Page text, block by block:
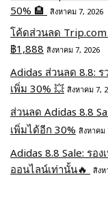
50% 🏨 สิงหาคม 7, 2026
โค้ดส่วนลด
฿1,888 สิงหาคม 7, 2026
Adidas ส่วนลด 8.8:
เพิ่ม 30% 💥 สิงหาคม 7,
ส่วนลด Adidas 8.8
เพิ่มได้อีก 30% สิงหาคม
Adidas 8.8 Sale: รอ
ออนไลน์เท่านั้น🔥
สิงห